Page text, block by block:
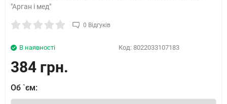
"Арган і мед"
0 Відгуків
Код: 8022033107183
В наявності
384 грн.
Об `єм: